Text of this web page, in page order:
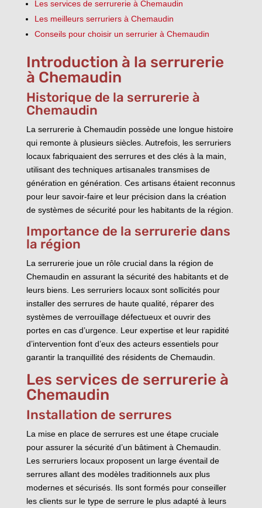
Les services de serrurerie à Chemaudin
Les meilleurs serruriers à Chemaudin
Conseils pour choisir un serrurier à Chemaudin
Introduction à la serrurerie
à Chemaudin
Historique de la serrurerie à
Chemaudin
La serrurerie à Chemaudin possède une longue histoire
qui remonte à plusieurs siècles. Autrefois, les serruriers
locaux fabriquaient des serrures et des clés à la main,
utilisant des techniques artisanales transmises de
génération en génération. Ces artisans étaient reconnus
pour leur savoir-faire et leur précision dans la création
de systèmes de sécurité pour les habitants de la région.
Importance de la serrurerie dans
la région
La serrurerie joue un rôle crucial dans la région de
Chemaudin en assurant la sécurité des habitants et de
leurs biens. Les serruriers locaux sont sollicités pour
installer des serrures de haute qualité, réparer des
systèmes de verrouillage défectueux et ouvrir des
portes en cas d’urgence. Leur expertise et leur rapidité
d’intervention font d’eux des acteurs essentiels pour
garantir la tranquillité des résidents de Chemaudin.
Les services de serrurerie à
Chemaudin
Installation de serrures
La mise en place de serrures est une étape cruciale
pour assurer la sécurité d’un bâtiment à Chemaudin.
Les serruriers locaux proposent un large éventail de
serrures allant des modèles traditionnels aux plus
modernes et sécurisés. Ils sont formés pour conseiller
les clients sur le type de serrure le plus adapté à leurs